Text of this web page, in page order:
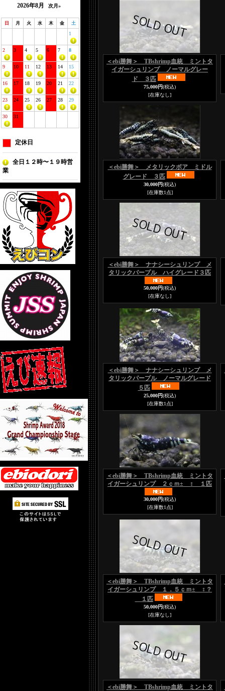
2026年8月 次月»
日 月 火 水 木 金 土
1
2 3 4 5 6 7 8
9 10 11 12 13 14 15
16 17 18 19 20 21 22
23 24 25 26 27 28 29
30 31
定休日
全日１２時〜１９時営
業
＜ebi勝舞＞ TBshrimp血統 ミントタ
イガーシュリンプ ノーマルグレー
ド ３匹
75,000円(税込)
[在庫なし]
＜ebi勝舞＞ メタリックボア ミドル
グレード ３匹
30,000円(税込)
[在庫数1点]
＜ebi勝舞＞ ナナシーシュリンプ メ
タリックパープル ハイグレード３匹
50,000円(税込)
[在庫なし]
＜ebi勝舞＞ ナナシーシュリンプ メ
タリックパープル ノーマルグレード
５匹
25,000円(税込)
[在庫数1点]
＜ebi勝舞＞ TBshrimp血統 ミントタ
イガーシュリンプ ２ｃｍ± ♀ １匹
30,000円(税込)
[在庫数1点]
＜ebi勝舞＞ TBshrimp血統 ミントタ
イガーシュリンプ １．５ｃｍ± ♀？
１匹
50,000円(税込)
[在庫なし]
＜ebi勝舞＞ TBshrimp血統 ミントタ